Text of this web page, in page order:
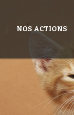
NOS ACTIONS